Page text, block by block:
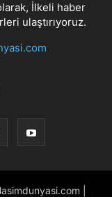
İlkeli haber
ulaştırıyoruz.
|